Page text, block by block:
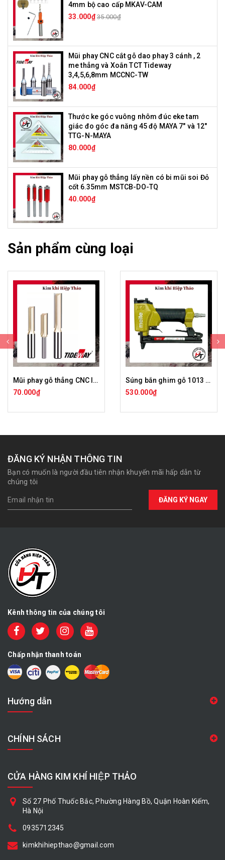
4mm bộ cao cấp MKAV-CAM
33.000₫ 35.000₫
Mũi phay CNC cắt gỗ dao phay 3 cánh , 2
me thẳng và Xoắn TCT Tideway
3,4,5,6,8mm MCCNC-TW
84.000₫
Thước ke góc vuông nhôm đúc eke tam
giác đo góc đa năng 45 độ MAYA 7" và 12"
TTG-N-MAYA
80.000₫
Mũi phay gỗ thẳng lấy nền có bi mũi soi Đỏ
cốt 6.35mm MSTCB-DO-TQ
40.000₫
Sản phẩm cùng loại
Mũi phay gỗ thẳng CNC lấy nền mũi soi TIDEWAY cốt 6mm và 12mm 0102 MST-TW-0102
70.000₫
Súng bắn ghim gỗ 1013 Meite bằng hơi đinh chữ U chuyên bắn yên xe máy SBG-1013-MT
530.000₫
ĐĂNG KÝ NHẬN THÔNG TIN
Bạn có muốn là người đầu tiên nhận khuyến mãi hấp dẫn từ
chúng tôi
ĐĂNG KÝ NGAY
Kênh thông tin của chúng tôi
Chấp nhận thanh toán
Hướng dẫn
CHÍNH SÁCH
CỬA HÀNG KIM KHÍ HIỆP THẢO
Số 27 Phố Thuốc Bắc, Phường Hàng Bồ, Quận Hoàn Kiếm,
Hà Nội
0935712345
kimkhihiepthao@gmail.com